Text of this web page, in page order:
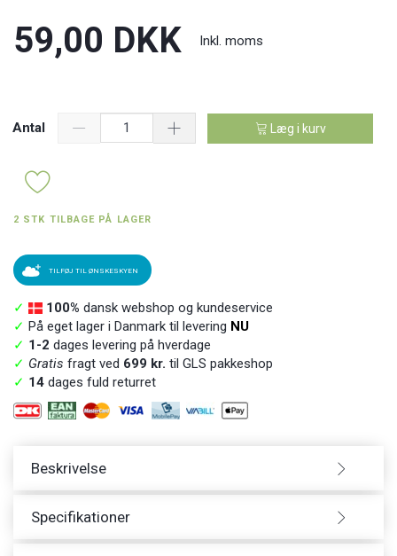
59,00 DKK Inkl. moms
Antal Læg i kurv
2 STK TILBAGE PÅ LAGER
TILFØJ TIL ØNSKESKYEN
✓ 100% dansk webshop og kundeservice
✓ På eget lager i Danmark til levering NU
✓ 1-2 dages levering på hverdage
✓ Gratis fragt ved 699 kr. til GLS pakkeshop
✓ 14 dages fuld returret
Beskrivelse
Specifikationer